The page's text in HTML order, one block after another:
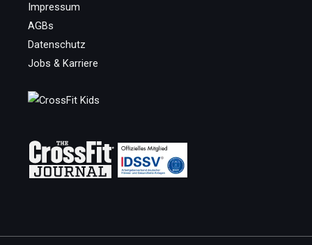
Impressum
AGBs
Datenschutz
Jobs & Karriere